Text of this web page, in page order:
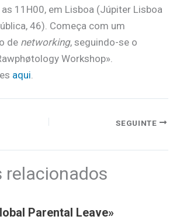
11H00, em Lisboa (Júpiter Lisboa
46). Começa com um
de networking, seguindo-se o
Workshop».
aqui.
SEGUINTE
relacionados
Parental Leave»